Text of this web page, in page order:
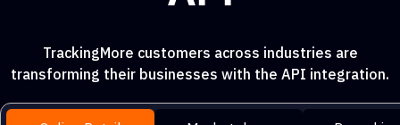
TrackingMore customers across industries are
transforming their businesses with the API integration.